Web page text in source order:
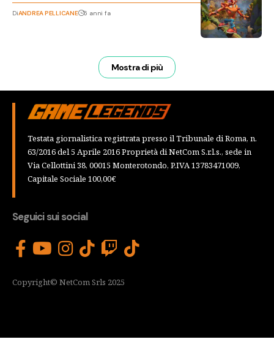
DiANDREA PELLICANE 6 anni fa
Mostra di più
Testata giornalistica registrata presso il Tribunale di Roma, n.
63/2016 del 5 Aprile 2016 Proprietà di NetCom S.r.l.s., sede in
Via Cellottini 38, 00015 Monterotondo, P.IVA 13783471009,
Capitale Sociale 100,00€
Seguici sui social
Copyright© NetCom Srls 2025